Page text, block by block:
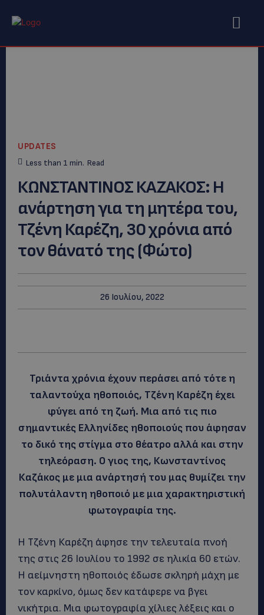
UPDATES
Less than 1 min. Read
ΚΩΝΣΤΑΝΤΙΝΟΣ ΚΑΖΑΚΟΣ: Η
ανάρτηση για τη μητέρα του,
Τζένη Καρέζη, 30 χρόνια από
τον θάνατό της (Φώτο)
26 Ιουλίου, 2022
Τριάντα χρόνια έχουν περάσει από τότε η
ταλαντούχα ηθοποιός, Τζένη Καρέζη έχει
φύγει από τη ζωή. Μια από τις πιο
σημαντικές Ελληνίδες ηθοποιούς που άφησαν
το δικό της στίγμα στο θέατρο αλλά και στην
τηλεόραση. Ο γιος της, Κωνσταντίνος
Καζάκος με μια ανάρτησή του μας θυμίζει την
πολυτάλαντη ηθοποιό με μια χαρακτηριστική
φωτογραφία της.
Η Τζένη Καρέζη άφησε την τελευταία πνοή
της στις 26 Ιουλίου το 1992 σε ηλικία 60 ετών.
Η αείμνηστη ηθοποιός έδωσε σκληρή μάχη με
τον καρκίνο, όμως δεν κατάφερε να βγει
νικήτρια. Mια φωτογραφία χίλιες λέξεις και ο